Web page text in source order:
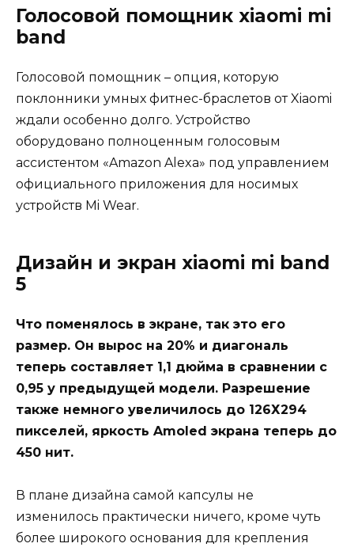
Голосовой помощник xiaomi mi
band
Голосовой помощник – опция, которую
поклонники умных фитнес-браслетов от Xiaomi
ждали особенно долго. Устройство
оборудовано полноценным голосовым
ассистентом «Amazon Alexa» под управлением
официального приложения для носимых
устройств Mi Wear.
Дизайн и экран xiaomi mi band
5
Что поменялось в экране, так это его
размер. Он вырос на 20% и диагональ
теперь составляет 1,1 дюйма в сравнении с
0,95 у предыдущей модели. Разрешение
также немного увеличилось до 126Х294
пикселей, яркость Amoled экрана теперь до
450 нит.
В плане дизайна самой капсулы не
изменилось практически ничего, кроме чуть
более широкого основания для крепления